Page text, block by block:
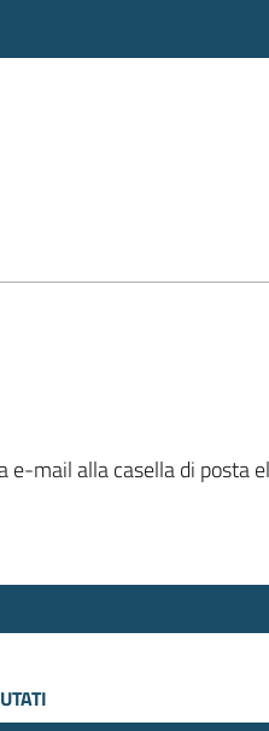
mail alla casella di posta